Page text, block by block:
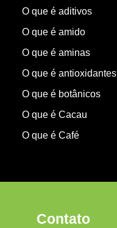
O que é aditivos
O que é amido
O que é aminas
O que é antioxidantes
O que é botânicos
O que é Cacau
O que é Café
Contato